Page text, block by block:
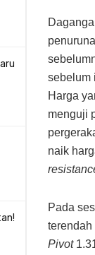
sebelum
Harga
menguji
naik
Pada
Pivot